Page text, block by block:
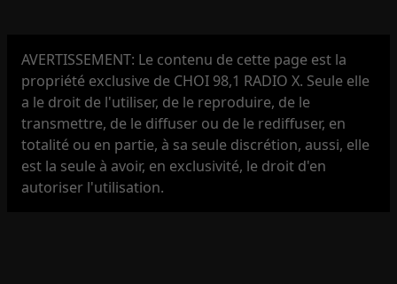
AVERTISSEMENT: Le contenu de cette page est la
propriété exclusive de CHOI 98,1 RADIO X. Seule elle
a le droit de l'utiliser, de le reproduire, de le
transmettre, de le diffuser ou de le rediffuser, en
totalité ou en partie, à sa seule discrétion, aussi, elle
est la seule à avoir, en exclusivité, le droit d'en
autoriser l'utilisation.